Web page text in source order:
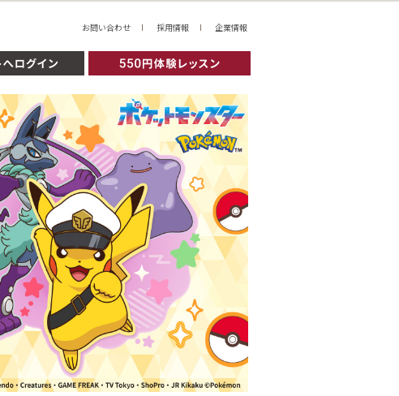
お問い合わせ 採用情報 企業情報